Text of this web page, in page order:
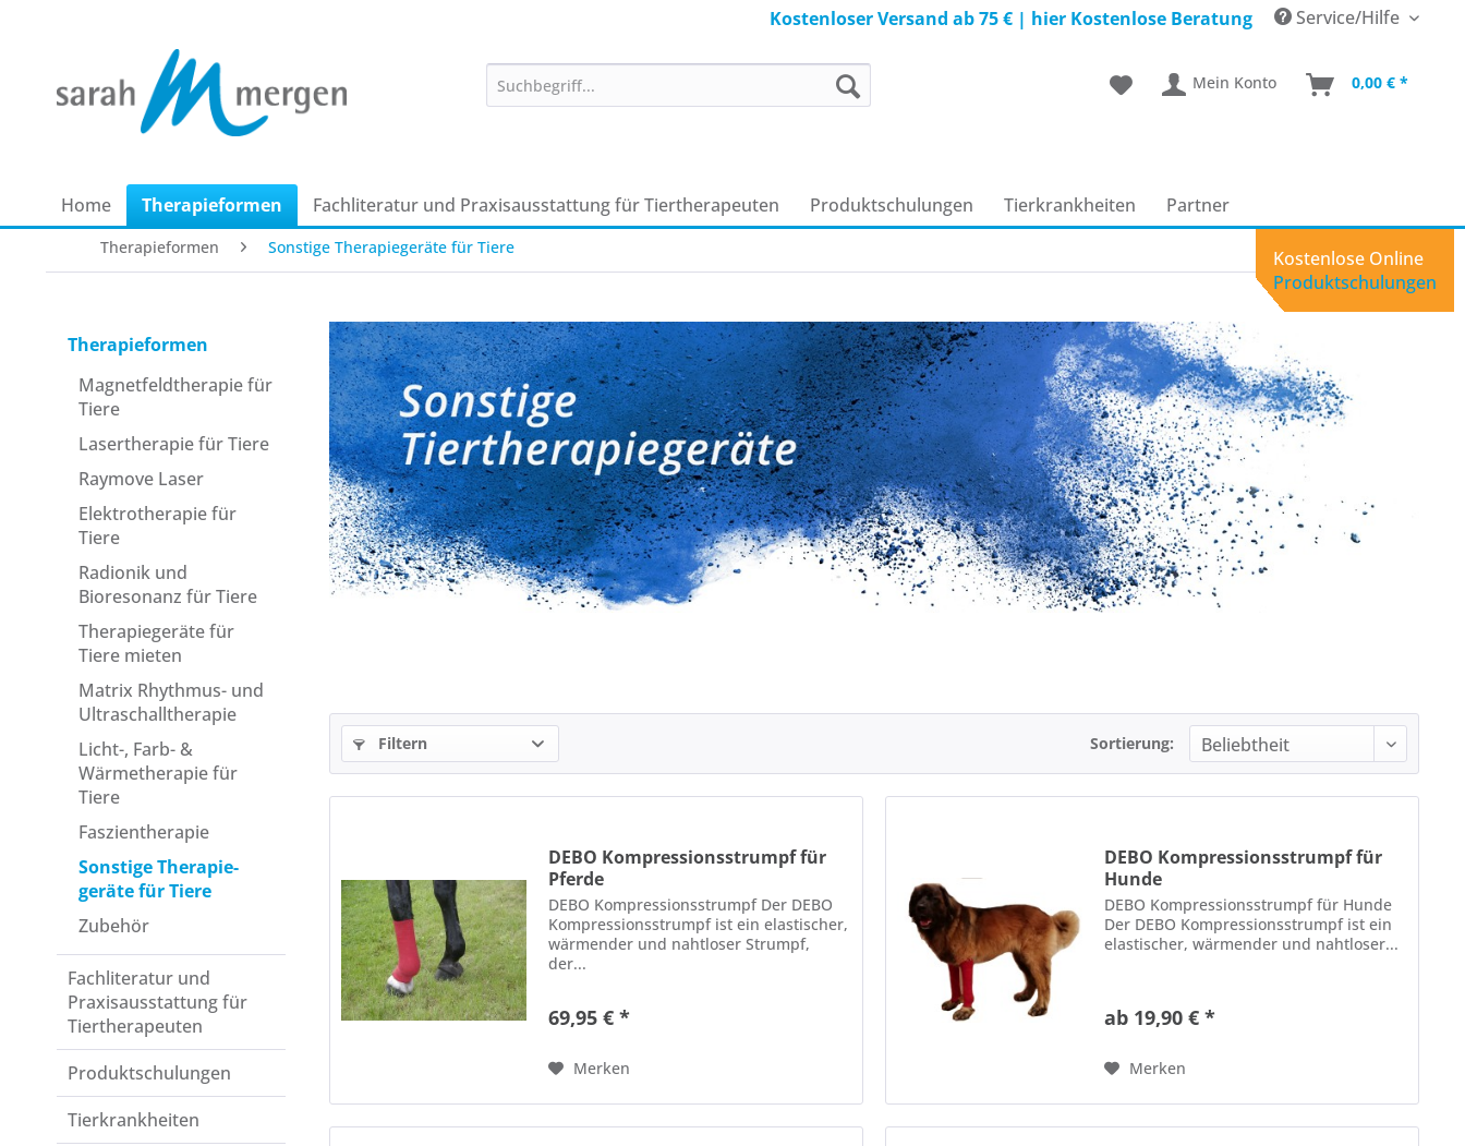
Service/Hilfe
Kostenloser Versand ab 75 € | hier Kostenlose Beratung
Mein Konto 0,00 € *
Home Therapie­formen Fachliteratur und Praxisausstattung für Tiertherapeuten Produkt­schulungen Tierkrankheiten Partner
Therapie­formen Sonstige Therapie­geräte für Tiere
Therapie­formen
Magnetfeldtherapie für
Tiere
Laser­therapie für Tiere
Raymove Laser
Elektrotherapie für
Tiere
Radionik und
Bioresonanz für Tiere
Therapiegeräte für
Tiere mieten
Matrix Rhythmus- und
Ultraschall­therapie
Licht-, Farb- &
Wärmetherapie für
Tiere
Faszientherapie
Sonstige Therapie­
geräte für Tiere
Zubehör
Fachliteratur und
Praxisausstattung für
Tiertherapeuten
Produkt­schulungen
Tierkrankheiten
Filtern Sortierung:
DEBO Kompressionsstrumpf für
Pferde
DEBO Kompressionsstrumpf Der DEBO
Kompressionsstrumpf ist ein elastischer,
wärmender und nahtloser Strumpf,
der...
69,95 € *
Merken
DEBO Kompressionsstrumpf für
Hunde
DEBO Kompressionsstrumpf für Hunde
Der DEBO Kompressionsstrumpf ist ein
elastischer, wärmender und nahtloser...
ab 19,90 € *
Merken
Kostenlose Online
Produktschulungen